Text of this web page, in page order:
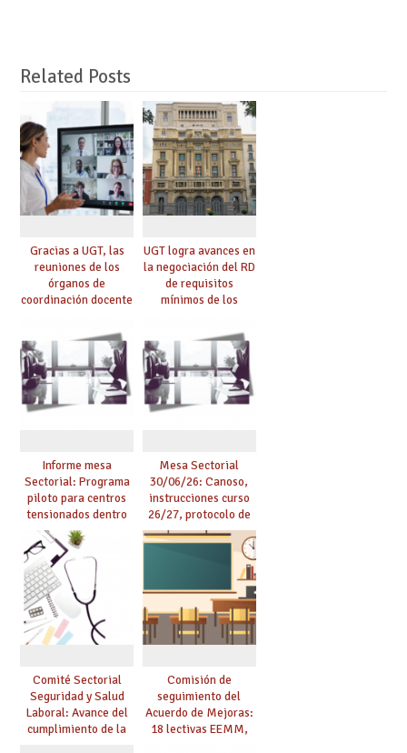
Related Posts
Gracias a UGT, las
reuniones de los
órganos de
coordinación docente
de manera
telemática, sin exigir
presencialidad en el
centro
UGT logra avances en
la negociación del RD
de requisitos
mínimos de los
exige al Ministerio
que los compromisos
se materialicen con
la mayor agilidad
posible
Informe mesa
Sectorial: Programa
piloto para centros
tensionados dentro
del marco del
Acuerdo de Mejoras y
evaluación del curso
25/26
Mesa Sectorial
30/06/26: Canoso,
instrucciones curso
26/27, protocolo de
agresiones.
Comité Sectorial
Seguridad y Salud
Laboral: Avance del
cumplimiento de la
Comisión de
seguimiento del
Acuerdo de Mejoras:
18 lectivas EEMM,